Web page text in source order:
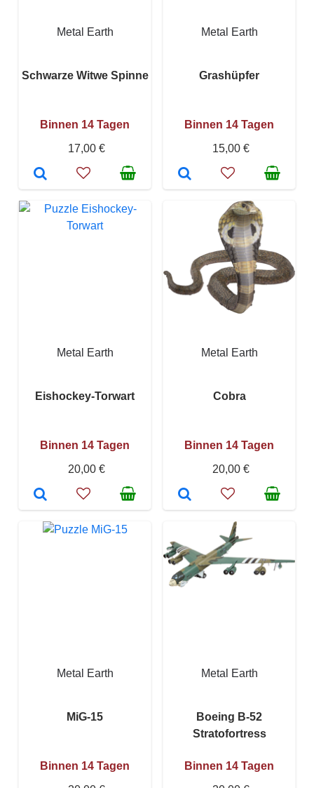
Metal Earth
Schwarze Witwe Spinne
Binnen 14 Tagen
17,00 €
Metal Earth
Grashüpfer
Binnen 14 Tagen
15,00 €
Metal Earth
Eishockey-Torwart
Binnen 14 Tagen
20,00 €
Metal Earth
Cobra
Binnen 14 Tagen
20,00 €
Metal Earth
MiG-15
Binnen 14 Tagen
Metal Earth
Boeing B-52
Stratofortress
Binnen 14 Tagen